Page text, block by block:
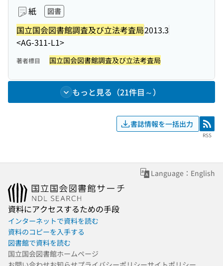
紙 図書
国立国会図書館調査及び立法考査局2013.3
<AG-311-L1>
著者標目 国立国会図書館調査及び立法考査局
もっと見る（21件目～）
書誌情報を一括出力 RSS
RSS
Language：English
資料にアクセスするための手段
インターネットで資料を読む
資料のコピーを入手する
図書館で資料を読む
国立国会図書館ホームページ